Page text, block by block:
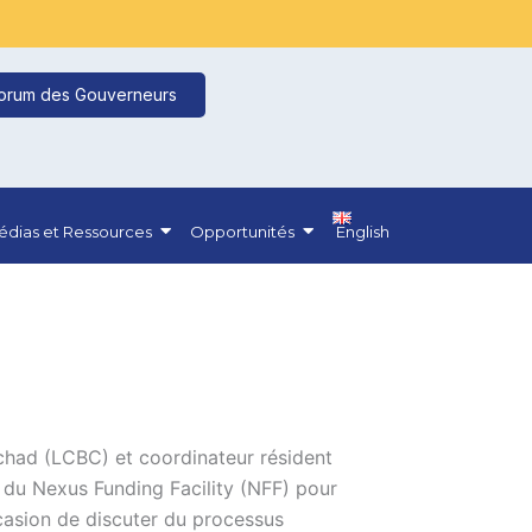
des Gouverneurs
et Ressources Opportunités English
(LCBC) et coordinateur résident
Nexus Funding Facility (NFF) pour
de discuter du processus